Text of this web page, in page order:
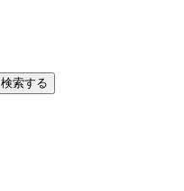
検索する